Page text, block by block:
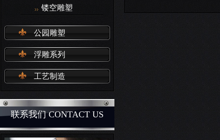
镂空雕塑
公园雕塑
浮雕系列
工艺制造
联系我们 CONTACT US